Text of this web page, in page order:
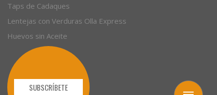
Taps de Cadaques
Lentejas con Verduras Olla Express
Huevos sin Aceite
SUBSCRÍBETE